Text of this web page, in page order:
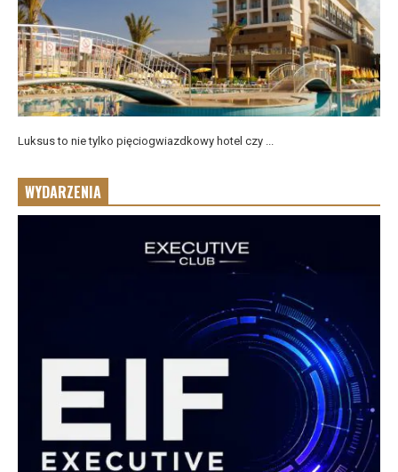
Luksus to nie tylko pięciogwiazdkowy hotel czy ...
WYDARZENIA